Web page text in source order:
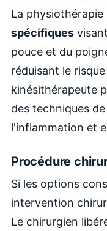
La physiothérapie
spécifiques
pouce et du
réduisant le
kinésithérapeute
des techniques
l'inflammation et
Procédure
Si les options
intervention
Le chirurgien